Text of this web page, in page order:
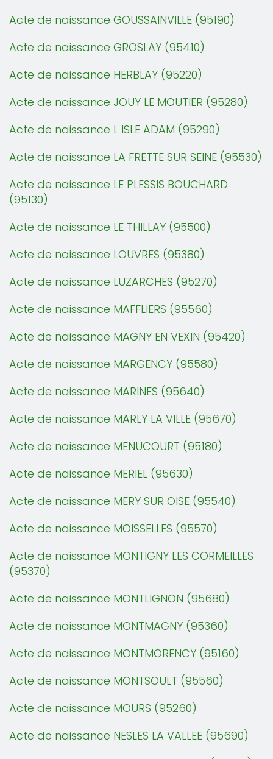
Acte de naissance GOUSSAINVILLE (95190)
Acte de naissance GROSLAY (95410)
Acte de naissance HERBLAY (95220)
Acte de naissance JOUY LE MOUTIER (95280)
Acte de naissance L ISLE ADAM (95290)
Acte de naissance LA FRETTE SUR SEINE (95530)
Acte de naissance LE PLESSIS BOUCHARD
(95130)
Acte de naissance LE THILLAY (95500)
Acte de naissance LOUVRES (95380)
Acte de naissance LUZARCHES (95270)
Acte de naissance MAFFLIERS (95560)
Acte de naissance MAGNY EN VEXIN (95420)
Acte de naissance MARGENCY (95580)
Acte de naissance MARINES (95640)
Acte de naissance MARLY LA VILLE (95670)
Acte de naissance MENUCOURT (95180)
Acte de naissance MERIEL (95630)
Acte de naissance MERY SUR OISE (95540)
Acte de naissance MOISSELLES (95570)
Acte de naissance MONTIGNY LES CORMEILLES
(95370)
Acte de naissance MONTLIGNON (95680)
Acte de naissance MONTMAGNY (95360)
Acte de naissance MONTMORENCY (95160)
Acte de naissance MONTSOULT (95560)
Acte de naissance MOURS (95260)
Acte de naissance NESLES LA VALLEE (95690)